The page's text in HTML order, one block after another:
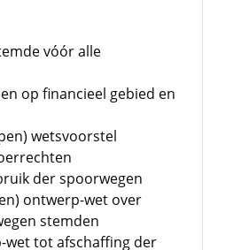
vóór alle
op financieel gebied en
wetsvoorstel
der spoorwegen
ontwerp-wet over
stemden
wet tot afschaffing der